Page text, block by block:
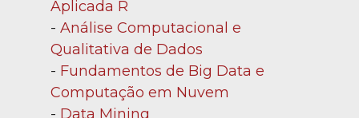
Aplicada R
- Análise Computacional e
Qualitativa de Dados
- Fundamentos de Big Data e
Computação em Nuvem
- Data Mining